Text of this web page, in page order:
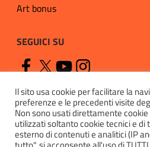
Art bonus
SEGUICI SU
Privacy
Il sito usa cookie per facilitare la
preferenze e le precedenti visite
Non sono usati direttamente
utilizzati soltanto cookie tecnici e
esterno di contenuti e analitici (IP